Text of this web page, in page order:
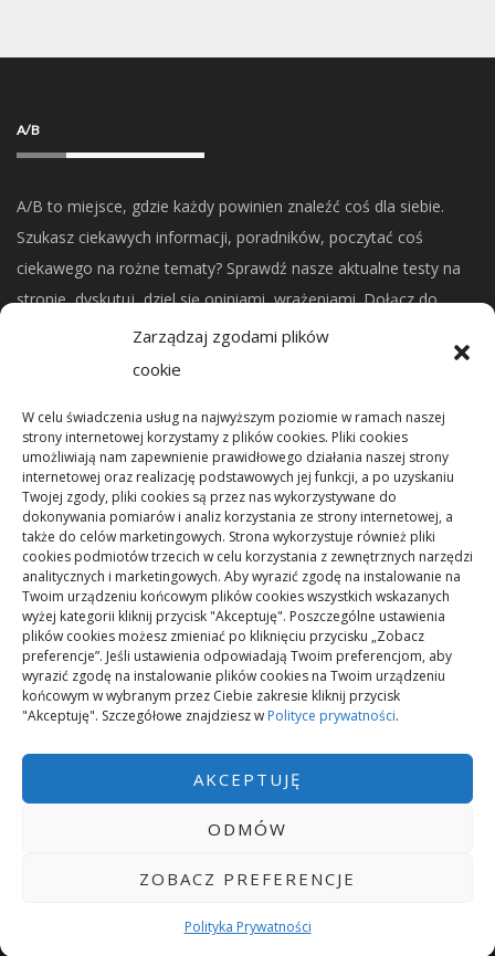
Zarządzaj zgodami plików
cookie
W celu świadczenia usług na najwyższym poziomie w ramach naszej
strony internetowej korzystamy z plików cookies. Pliki cookies
umożliwiają nam zapewnienie prawidłowego działania naszej strony
internetowej oraz realizację podstawowych jej funkcji, a po uzyskaniu
Twojej zgody, pliki cookies są przez nas wykorzystywane do
dokonywania pomiarów i analiz korzystania ze strony internetowej, a
także do celów marketingowych. Strona wykorzystuje również pliki
cookies podmiotów trzecich w celu korzystania z zewnętrznych narzędzi
analitycznych i marketingowych. Aby wyrazić zgodę na instalowanie na
Twoim urządzeniu końcowym plików cookies wszystkich wskazanych
wyżej kategorii kliknij przycisk "Akceptuję". Poszczególne ustawienia
plików cookies możesz zmieniać po kliknięciu przycisku „Zobacz
preferencje”. Jeśli ustawienia odpowiadają Twoim preferencjom, aby
wyrazić zgodę na instalowanie plików cookies na Twoim urządzeniu
końcowym w wybranym przez Ciebie zakresie kliknij przycisk
"Akceptuję". Szczegółowe znajdziesz w Polityce prywatności.
AKCEPTUJĘ
ODMÓW
ZOBACZ PREFERENCJE
Polityka Prywatności
A/B
A/B to miejsce, gdzie każdy powinien znaleźć coś dla siebie.
Szukasz ciekawych informacji, poradników, poczytać coś
ciekawego na rożne tematy? Sprawdź nasze aktualne testy na
stronie, dyskutuj, dziel się opiniami, wrażeniami. Dołącz do
naszej społeczności.
Mikrorachunek podatkowy: przelewy i księgowanie
Podstawowe rodzaje śrub – przegląd najważniejszych
typów
Pielęgnacja podłogi po remoncie: jak wydłużyć dobry
efekt
Remont podłogi przed przeprowadzką: kolejność prac
ZASILANY PRZEZ WORDPRESS|TEMAT:GREATMAGBY ATHEMES.